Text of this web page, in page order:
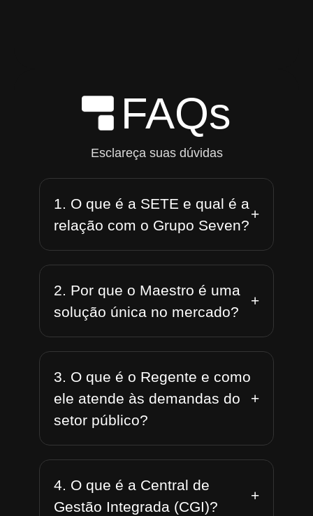
FAQs
Esclareça suas dúvidas
1. O que é a SETE e qual é a
relação com o Grupo Seven?
+
2. Por que o Maestro é uma
solução única no mercado?
+
3. O que é o Regente e como
ele atende às demandas do
setor público?
+
4. O que é a Central de
Gestão Integrada (CGI)?
+